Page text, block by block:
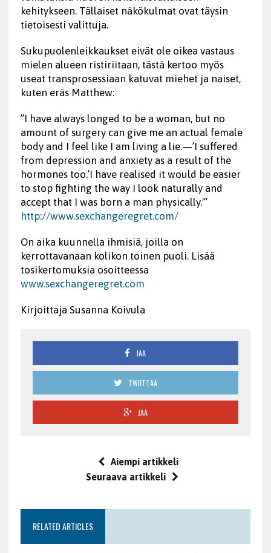
kehitykseen. Tällaiset näkökulmat ovat täysin
tietoisesti valittuja.
Sukupuolenleikkaukset eivät ole oikea vastaus
mielen alueen ristiriitaan, tästä kertoo myös
useat transprosessiaan katuvat miehet ja naiset,
kuten eräs Matthew:
”I have always longed to be a woman, but no
amount of surgery can give me an actual female
body and I feel like I am living a lie.—’I suffered
from depression and anxiety as a result of the
hormones too.’I have realised it would be easier
to stop fighting the way I look naturally and
accept that I was born a man physically.'”
http://www.sexchangeregret.com/
On aika kuunnella ihmisiä, joilla on
kerrottavanaan kolikon toinen puoli. Lisää
tosikertomuksia osoitteessa
www.sexchangeregret.com
Kirjoittaja Susanna Koivula
JAA
TWIITTAA
JAA
Aiempi artikkeli
Seuraava artikkeli
RELATED ARTICLES